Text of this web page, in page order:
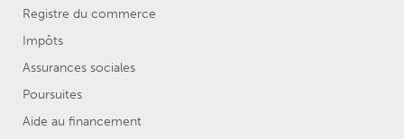
Registre du commerce
Impôts
Assurances sociales
Poursuites
Aide au financement